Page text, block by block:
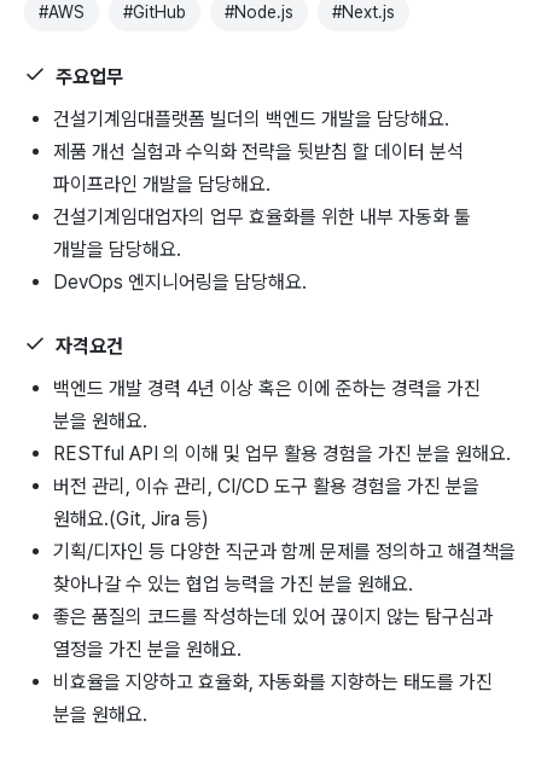
#AWS #GitHub #Node.js #Next.js
주요업무
건설기계임대플랫폼 빌더의 백엔드 개발을 담당해요.
제품 개선 실험과 수익화 전략을 뒷받침 할 데이터 분석
파이프라인 개발을 담당해요.
건설기계임대업자의 업무 효율화를 위한 내부 자동화 툴
개발을 담당해요.
DevOps 엔지니어링을 담당해요.
자격요건
백엔드 개발 경력 4년 이상 혹은 이에 준하는 경력을 가진
분을 원해요.
RESTful API 의 이해 및 업무 활용 경험을 가진 분을 원해요.
버전 관리, 이슈 관리, CI/CD 도구 활용 경험을 가진 분을
원해요.(Git, Jira 등)
기획/디자인 등 다양한 직군과 함께 문제를 정의하고 해결책을
찾아나갈 수 있는 협업 능력을 가진 분을 원해요.
좋은 품질의 코드를 작성하는데 있어 끊이지 않는 탐구심과
열정을 가진 분을 원해요.
비효율을 지양하고 효율화, 자동화를 지향하는 태도를 가진
분을 원해요.